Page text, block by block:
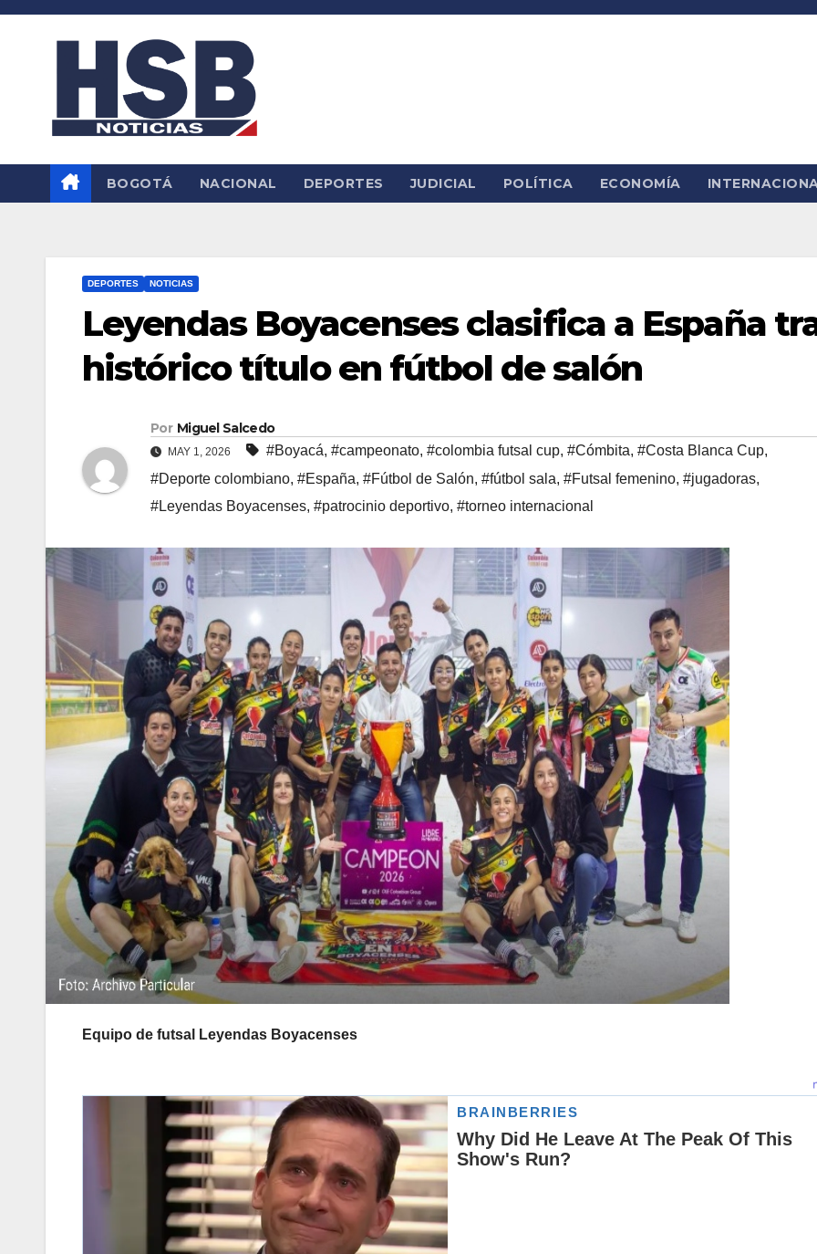
Saltar
BOGOTÁ NACIONAL DEPORTES JUDICIAL POLÍTICA ECONOMÍA
DEPORTES NOTICIAS
Leyendas Boyacenses clasifica a España
histórico título en fútbol de salón
Por Miguel Salcedo
MAY 1, 2026 #Boyacá, #campeonato, #colombia futsal cup, #Cómbita, #Costa Blanca Cup,
#Deporte colombiano, #España, #Fútbol de Salón, #fútbol sala, #Futsal femenino, #jugadoras,
#Leyendas Boyacenses, #patrocinio deportivo, #torneo internacional
Equipo de futsal Leyendas Boyacenses